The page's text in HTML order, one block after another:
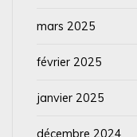
mars 2025
février 2025
janvier 2025
décembre 2024